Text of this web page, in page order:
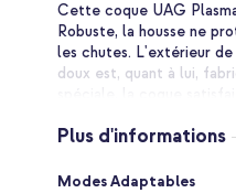
Cette coque UAG
Robuste, la housse ne
les chutes. L'extérieur
doux est, quant à lui,
spéciale, la coque
caméra de l'appareil
smartphone. La coque
Plus d'informations
Plus
Modes Adaptables